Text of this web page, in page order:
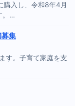
購入し、令和8年4月
。…
集
す。子育て家庭を支